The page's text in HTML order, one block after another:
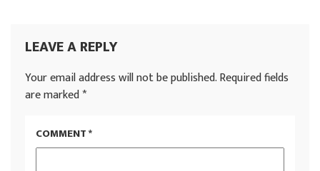
LEAVE A REPLY
Your email address will not be published.Required fields
are marked*
COMMENT*